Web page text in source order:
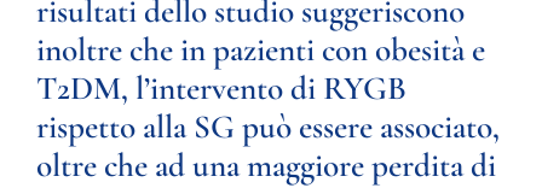
risultati dello studio suggeriscono
inoltre che in pazienti con obesità e
T2DM, l’intervento di RYGB
rispetto alla SG può essere associato,
oltre che ad una maggiore perdita di